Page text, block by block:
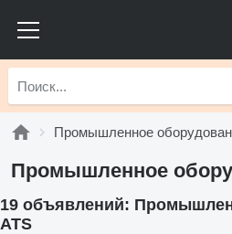
Промышленное
Промышленное
19 объявлений:
ATS